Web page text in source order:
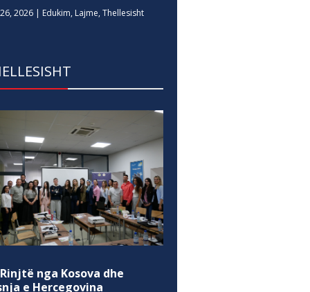
2026 | Edukim, Lajme,Thellesisht
nga Kosova dhe
e Hercegovina